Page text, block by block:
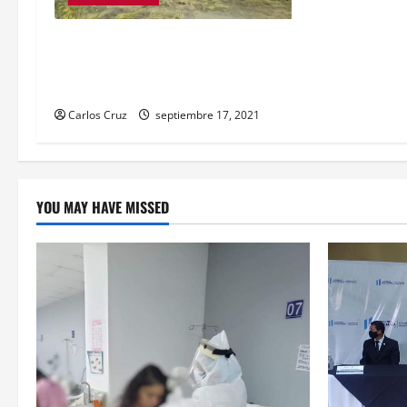
Carlos Cruz septiembre 17, 2021
YOU MAY HAVE MISSED